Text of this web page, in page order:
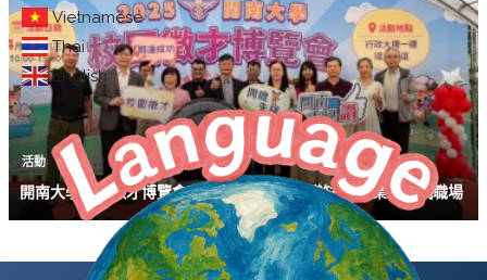
Vietnamese
Thai
English
活動
開南大學舉辦徵才博覽會 提供超過2,300個職缺 助畢業生接軌職場